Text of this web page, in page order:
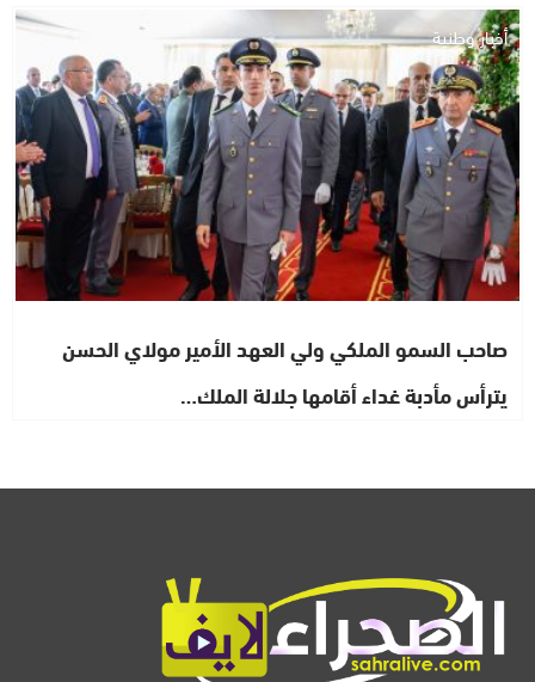
أخبار وطنية
صاحب السمو الملكي ولي العهد الأمير مولاي الحسن
يترأس مأدبة غداء أقامها جلالة الملك…